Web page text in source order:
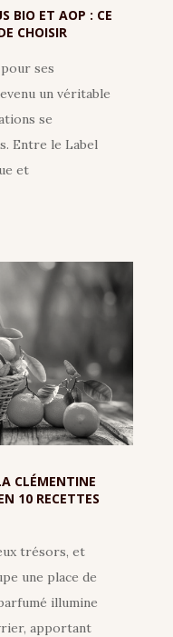
BIO ET AOP : CE
CHOISIR
ses
un véritable
se
Entre le Label
et
CLÉMENTINE
10 RECETTES
trésors, et
une place de
illumine
apportant